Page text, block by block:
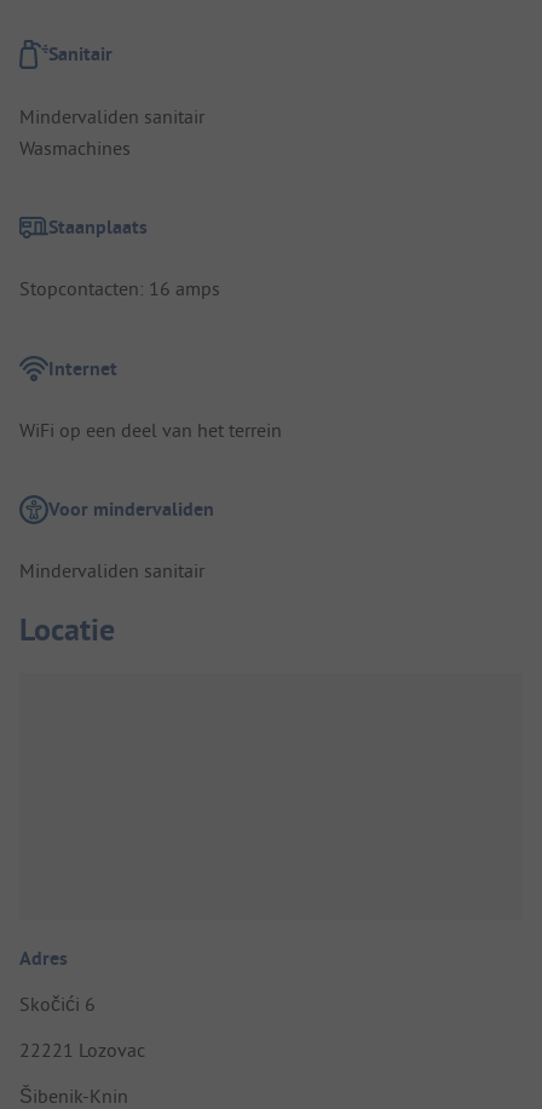
Sanitair
Mindervaliden sanitair
Wasmachines
Staanplaats
Stopcontacten: 16 amps
Internet
WiFi op een deel van het terrein
Voor mindervaliden
Mindervaliden sanitair
Locatie
Adres
Skočići 6
22221 Lozovac
Šibenik-Knin